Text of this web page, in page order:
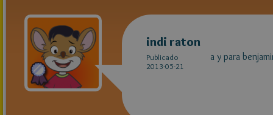
indi raton
Publicado
2013-05-21
a y para